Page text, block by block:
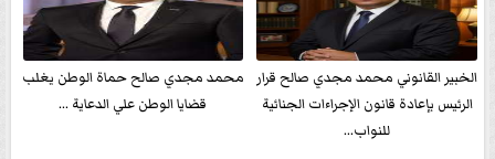
الخبير القانوني محمد مجدي صالح قرار
الرئيس بإعادة قانون الإجراءات الجنائية
للنواب...
محمد مجدي صالح حماة الوطن يغلب
قضايا الوطن علي الدعاية ...